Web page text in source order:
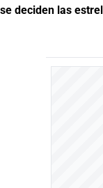
se deciden las